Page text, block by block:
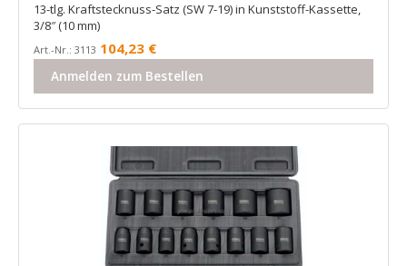
13-tlg. Kraftstecknuss-Satz (SW 7-19) in Kunststoff-Kassette,
3/8″ (10 mm)
Art.-Nr.: 3113 104,23 €
Anmelden zum Bestellen